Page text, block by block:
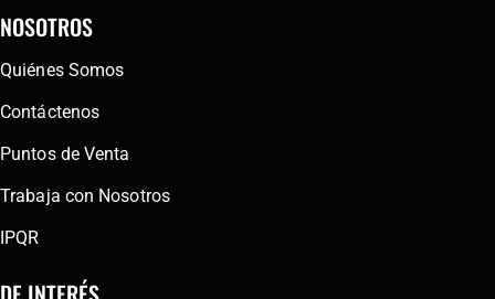
NOSOTROS
Quiénes Somos
Contáctenos
Puntos de Venta
Trabaja con Nosotros
IPQR